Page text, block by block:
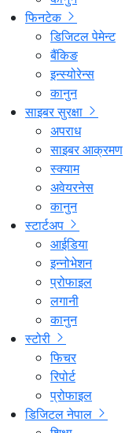
फिनटेक
डिजिटल पेमेन्ट
बैंकिङ
इन्स्योरेन्स
कानुन
साइबर सुरक्षा
अपराध
साइबर आक्रमण
स्क्याम
अवेयरनेस
कानुन
स्टार्टअप
आईडिया
इन्नोभेशन
प्रोफाइल
लगानी
कानुन
स्टोरी
फिचर
रिपोर्ट
प्रोफाइल
डिजिटल नेपाल